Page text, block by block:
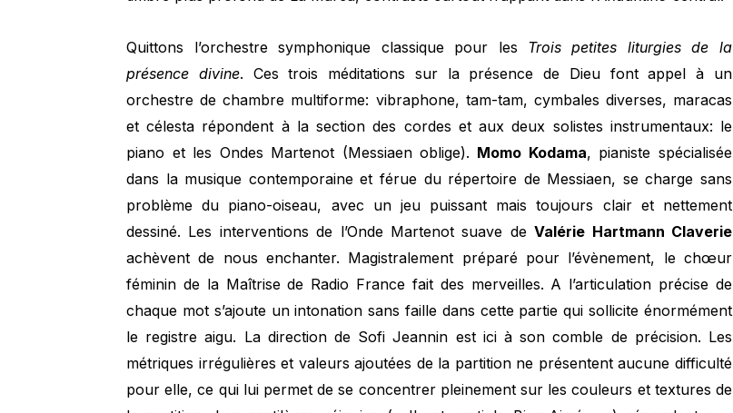
Quittons l’orchestre symphonique classique pour les Trois petites liturgies de la
présence divine. Ces trois méditations sur la présence de Dieu font appel à un
orchestre de chambre multiforme: vibraphone, tam-tam, cymbales diverses, maracas
et célesta répondent à la section des cordes et aux deux solistes instrumentaux: le
piano et les Ondes Martenot (Messiaen oblige). Momo Kodama, pianiste spécialisée
dans la musique contemporaine et férue du répertoire de Messiaen, se charge sans
problème du piano-oiseau, avec un jeu puissant mais toujours clair et nettement
dessiné. Les interventions de l’Onde Martenot suave deValérie Hartmann Claverie
achèvent de nous enchanter. Magistralement préparé pour l’évènement, le chœur
féminin de la Maîtrise de Radio France fait des merveilles. A l’articulation précise de
chaque mot s’ajoute un intonation sans faille dans cette partie qui sollicite énormément
le registre aigu. La direction de Sofi Jeannin est ici à son comble de précision. Les
métriques irrégulières et valeurs ajoutées de la partition ne présentent aucune difficulté
pour elle, ce qui lui permet de se concentrer pleinement sur les couleurs et textures de